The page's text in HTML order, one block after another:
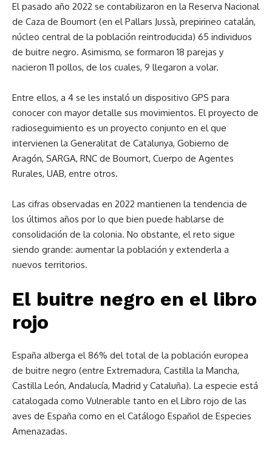
El pasado año 2022 se contabilizaron en la Reserva Nacional
de Caza de Boumort (en el Pallars Jussà, prepirineo catalán,
núcleo central de la población reintroducida) 65 individuos
de buitre negro. Asimismo, se formaron 18 parejas y
nacieron 11 pollos, de los cuales, 9 llegaron a volar.
Entre ellos, a 4 se les instaló un dispositivo GPS para
conocer con mayor detalle sus movimientos. El proyecto de
radioseguimiento es un proyecto conjunto en el que
intervienen la Generalitat de Catalunya, Gobierno de
Aragón, SARGA, RNC de Boumort, Cuerpo de Agentes
Rurales, UAB, entre otros.
Las cifras observadas en 2022 mantienen la tendencia de
los últimos años por lo que bien puede hablarse de
consolidación de la colonia. No obstante, el reto sigue
siendo grande: aumentar la población y extenderla a
nuevos territorios.
El buitre negro en el libro
rojo
España alberga el 86% del total de la población europea
de buitre negro (entre Extremadura, Castilla la Mancha,
Castilla León, Andalucía, Madrid y Cataluña). La especie está
catalogada como Vulnerable tanto en el Libro rojo de las
aves de España como en el Catálogo Español de Especies
Amenazadas.